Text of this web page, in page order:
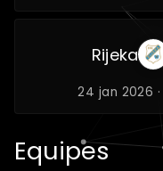
Rijeka
24 jan 2026 ·
Equipes